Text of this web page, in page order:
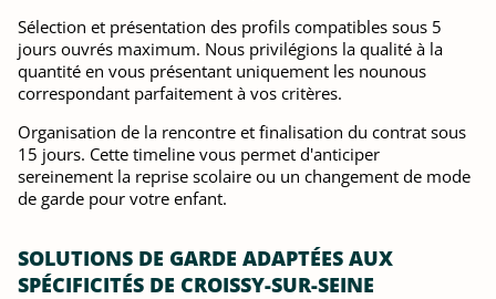
Sélection et présentation des profils compatibles sous 5
jours ouvrés maximum. Nous privilégions la qualité à la
quantité en vous présentant uniquement les nounous
correspondant parfaitement à vos critères.
Organisation de la rencontre et finalisation du contrat sous
15 jours. Cette timeline vous permet d'anticiper
sereinement la reprise scolaire ou un changement de mode
de garde pour votre enfant.
SOLUTIONS DE GARDE ADAPTÉES AUX
SPÉCIFICITÉS DE CROISSY-SUR-SEINE